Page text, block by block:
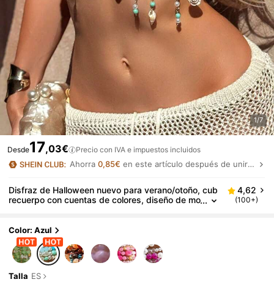
1/7
Desde17,03€ Precio con IVA e impuestos incluidos
Ahorra 0,85€ en este artículo después de unirte.
Disfraz de Halloween nuevo para verano/otoño, cub
recuerpo con cuentas de colores, diseño de mo
4,62
(100+)
Color: Azul
Talla ES